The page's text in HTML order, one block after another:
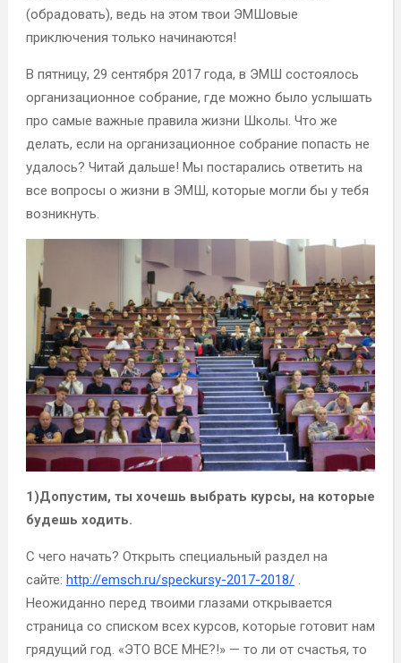
(обрадовать), ведь на этом твои ЭМШовые
приключения только начинаются!
В пятницу, 29 сентября 2017 года, в ЭМШ состоялось
организационное собрание, где можно было услышать
про самые важные правила жизни Школы. Что же
делать, если на организационное собрание попасть не
удалось? Читай дальше! Мы постарались ответить на
все вопросы о жизни в ЭМШ, которые могли бы у тебя
возникнуть.
1)Допустим, ты хочешь выбрать курсы, на которые
будешь ходить.
С чего начать? Открыть специальный раздел на
сайте: http://emsch.ru/speckursy-2017-2018/.
Неожиданно перед твоими глазами открывается
страница со списком всех курсов, которые готовит нам
грядущий год. «ЭТО ВСЕ МНЕ?!» — то ли от счастья, то